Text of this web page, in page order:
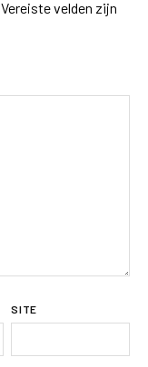
Vereiste velden zijn
SITE